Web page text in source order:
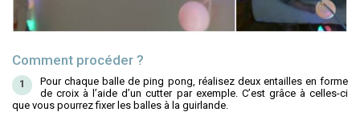
Comment procéder ?
Pour chaque balle de ping pong, réalisez deux entailles en forme
de croix à l’aide d’un cutter par exemple. C’est grâce à celles-ci
que vous pourrez fixer les balles à la guirlande.